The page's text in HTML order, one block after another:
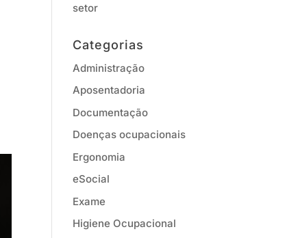
setor
Categorias
Administração
Aposentadoria
Documentação
Doenças ocupacionais
Ergonomia
eSocial
Exame
Higiene Ocupacional